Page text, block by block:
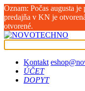
Oznam: Počas augusta
predajňa v KN je
otvorené.
Kontakt
ÚČET
DOPYT